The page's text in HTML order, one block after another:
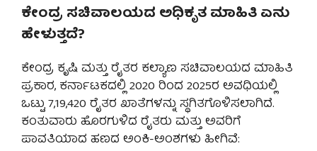
ಕೇಂದ್ರ ಸಚಿವಾಲಯದ ಅಧಿಕೃತ ಮಾಹಿತಿ ಏನು
ಹೇಳುತ್ತದೆ?
ಕೇಂದ್ರ ಕೃಷಿ ಮತ್ತು ರೈತರ ಕಲ್ಯಾಣ ಸಚಿವಾಲಯದ ಮಾಹಿತಿ
ಪ್ರಕಾರ, ಕರ್ನಾಟಕದಲ್ಲಿ 2020 ರಿಂದ 2025ರ ಅವಧಿಯಲ್ಲಿ
ಒಟ್ಟು 7,19,420 ರೈತರ ಖಾತೆಗಳನ್ನು ಸ್ಥಗಿತಗೊಳಿಸಲಾಗಿದೆ.
ಕಂತುವಾರು ಹೊರಗುಳಿದ ರೈತರು ಮತ್ತು ಅವರಿಗೆ
ಪಾವತಿಯಾದ ಹಣದ ಅಂಕಿ-ಅಂಶಗಳು ಹೀಗಿವೆ: